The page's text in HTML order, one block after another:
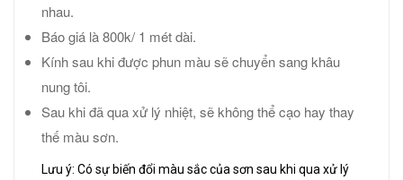
nhau.
Báo giá là 800k/ 1 mét dài.
Kính sau khi được phun màu sẽ chuyển sang khâu
nung tôi.
Sau khi đã qua xử lý nhiệt, sẽ không thể cạo hay thay
thế màu sơn.
Lưu ý: Có sự biến đổi màu sắc của sơn sau khi qua xử lý